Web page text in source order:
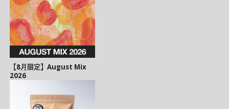
【8月限定】August Mix
2026